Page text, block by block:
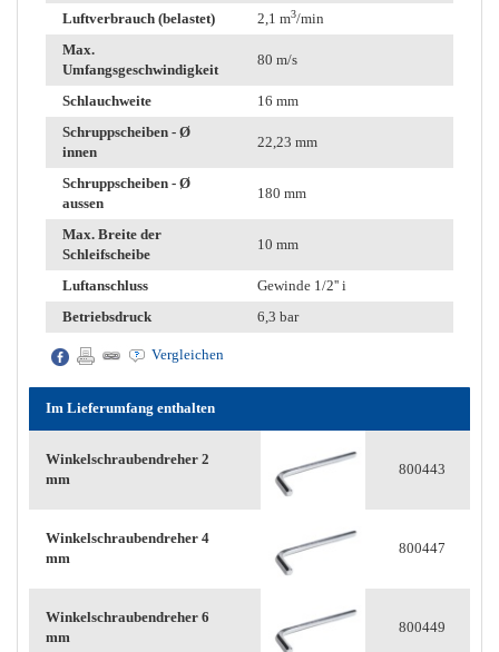
Luftverbrauch (belastet) 2,1 m3/min
Max.
Umfangsgeschwindigkeit
80 m/s
Schlauchweite
16 mm
Schruppscheiben - Ø
innen
22,23 mm
Schruppscheiben - Ø
aussen
180 mm
Max. Breite der
Schleifscheibe
10 mm
Luftanschluss
Gewinde 1/2'' i
Betriebsdruck
6,3 bar
Vergleichen
Im Lieferumfang enthalten
Winkelschraubendreher 2
mm
800443
Winkelschraubendreher 4
mm
800447
Winkelschraubendreher 6
mm
800449